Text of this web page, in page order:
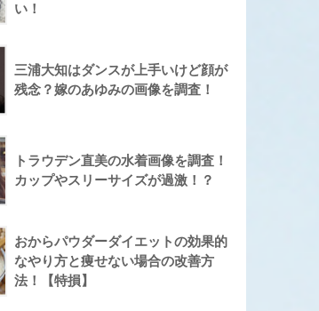
い！
三浦大知はダンスが上手いけど顔が
残念？嫁のあゆみの画像を調査！
トラウデン直美の水着画像を調査！
カップやスリーサイズが過激！？
おからパウダーダイエットの効果的
なやり方と痩せない場合の改善方
法！【特損】